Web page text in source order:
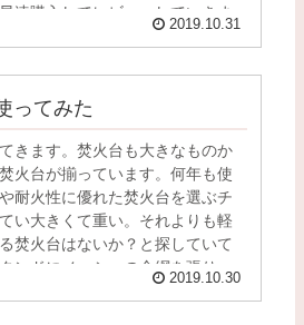
速購入してレビューしていきま
2019.10.31
ってみた
きます。焚火台も大きなものか
火台が揃っています。何年も使
耐火性に優れた焚火台を選ぶチ
い大きくて重い。それよりも軽
焚火台はないか？と探していて
ンドにメッシュの金網を張り、
2019.10.30